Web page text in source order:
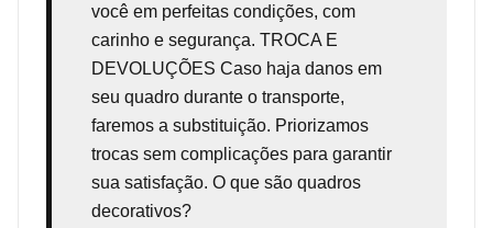
você em perfeitas condições, com
carinho e segurança. TROCA E
DEVOLUÇÕES Caso haja danos em
seu quadro durante o transporte,
faremos a substituição. Priorizamos
trocas sem complicações para garantir
sua satisfação. O que são quadros
decorativos?